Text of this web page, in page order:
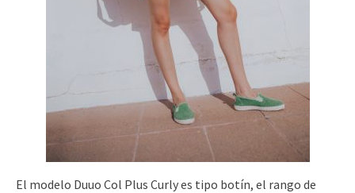
El modelo Duuo Col Plus Curly es tipo botín, el rango de